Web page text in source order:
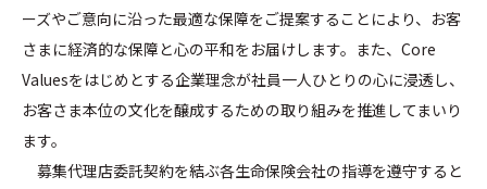
ーズやご意向に沿った最適な保障をご提案することにより、お客
さまに経済的な保障と心の平和をお届けします。また、Core
Valuesをはじめとする企業理念が社員一人ひとりの心に浸透し、
お客さま本位の文化を醸成するための取り組みを推進してまいり
ます。
募集代理店委託契約を結ぶ各生命保険会社の指導を遵守すると